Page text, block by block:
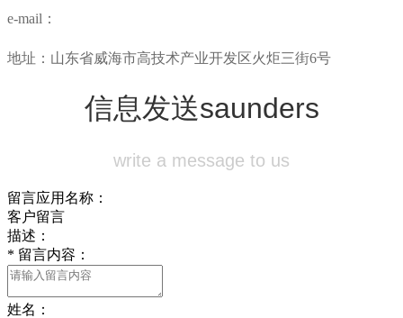
e-mail：
地址：山东省威海市高技术产业开发区火炬三街6号
信息发送saunders
write a message to us
留言应用名称：
客户留言
描述：
* 留言内容：
姓名：